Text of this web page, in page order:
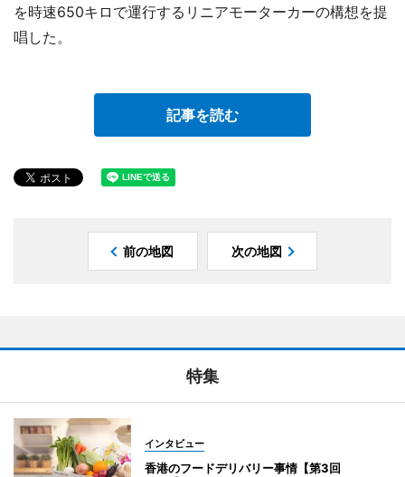
を時速650キロで運行するリニアモーターカーの構想を提
唱した。
記事を読む
前の地図 次の地図
特集
インタビュー
香港のフードデリバリー事情【第3回